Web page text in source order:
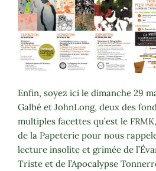
Enfin, soyez ici le dimanche 29
Galbé et JohnLong, deux des
multiples facettes qu’est le
de la Papeterie pour nous
lecture insolite et grimée de
Triste et de l’Apocalypse